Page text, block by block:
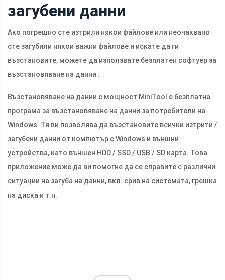
загубени данни
Ако погрешно сте изтрили някои файлове или неочаквано
сте загубили някои важни файлове и искате да ги
възстановите, можете да използвате безплатен софтуер за
възстановяване на данни .
Възстановяване на данни с мощност MiniTool е безплатна
програма за възстановяване на данни за потребители на
Windows. Тя ви позволява да възстановите всички изтрити /
загубени данни от компютър с Windows и външни
устройства, като външен HDD / SSD / USB / SD карта. Това
приложение може да ви помогне да се справите с различни
ситуации на загуба на данни, вкл. срив на системата, грешка
на диска и т.н.